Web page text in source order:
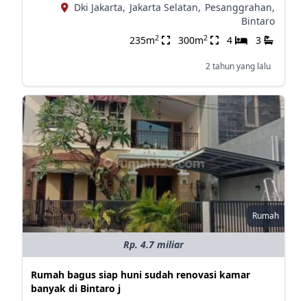
Dki Jakarta, Jakarta Selatan, Pesanggrahan,
Bintaro
235m2 300m2 4 3
2 tahun yang lalu
Rumah
Rp. 4.7 miliar
Rumah bagus siap huni sudah renovasi kamar
banyak di Bintaro j